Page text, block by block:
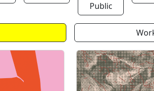
Public